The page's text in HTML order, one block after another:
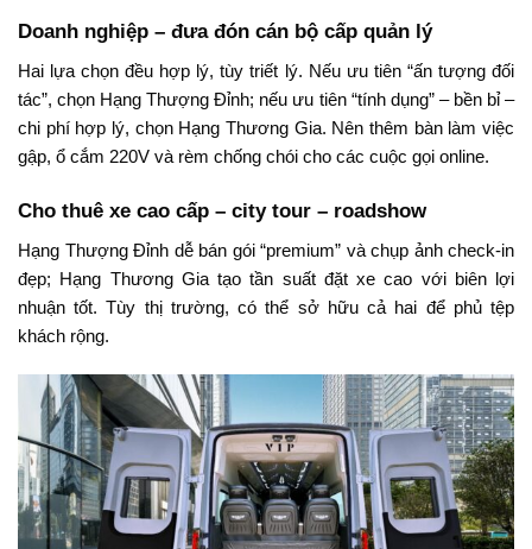
Doanh nghiệp – đưa đón cán bộ cấp quản lý
Hai lựa chọn đều hợp lý, tùy triết lý. Nếu ưu tiên “ấn tượng đối
tác”, chọn Hạng Thượng Đỉnh; nếu ưu tiên “tính dụng” – bền bỉ –
chi phí hợp lý, chọn Hạng Thương Gia. Nên thêm bàn làm việc
gập, ổ cắm 220V và rèm chống chói cho các cuộc gọi online.
Cho thuê xe cao cấp – city tour – roadshow
Hạng Thượng Đỉnh dễ bán gói “premium” và chụp ảnh check-in
đẹp; Hạng Thương Gia tạo tần suất đặt xe cao với biên lợi
nhuận tốt. Tùy thị trường, có thể sở hữu cả hai để phủ tệp
khách rộng.